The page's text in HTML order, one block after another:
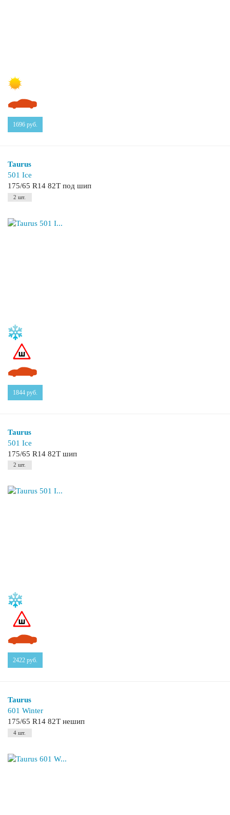
1696 руб.
Taurus
501 Ice
175/65 R14 82T под шип
2 шт.
1844 руб.
Taurus
501 Ice
175/65 R14 82T шип
2 шт.
2422 руб.
Taurus
601 Winter
175/65 R14 82T нешип
4 шт.